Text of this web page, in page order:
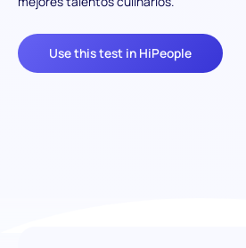
Use this test in HiPeople